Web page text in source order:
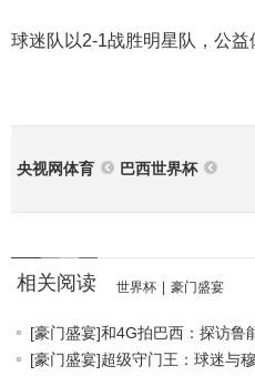
球迷队以2-1战胜明星队，公
央视网体育 巴西世界杯
相关阅读 世界杯 豪门盛宴
[豪门盛宴]和4G拍巴西：探访鲁
[豪门盛宴]超级守门王：球迷与穆